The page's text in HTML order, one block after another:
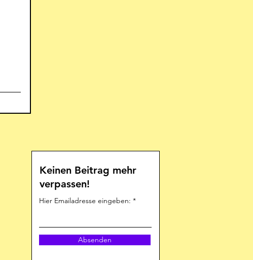
Keinen Beitrag mehr
verpassen!
Hier Emailadresse eingeben:
Absenden